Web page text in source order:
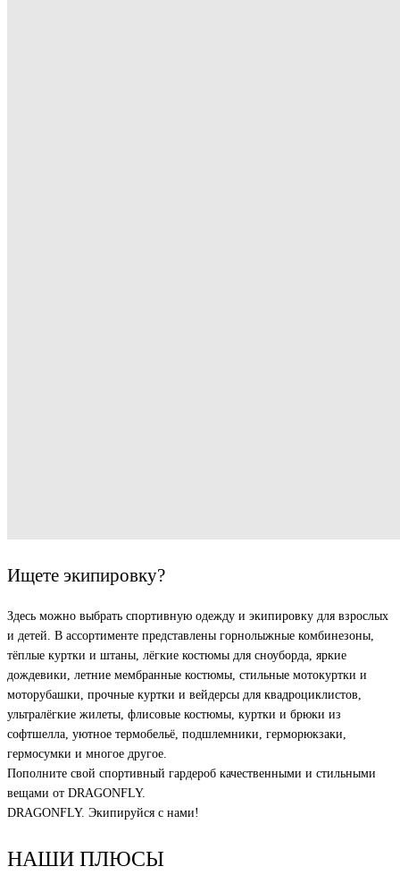
Ищете экипировку?
Здесь можно выбрать спортивную одежду и экипировку для взрослых
и детей. В ассортименте представлены горнолыжные комбинезоны,
тёплые куртки и штаны, лёгкие костюмы для сноуборда, яркие
дождевики, летние мембранные костюмы, стильные мотокуртки и
моторубашки, прочные куртки и вейдерсы для квадроциклистов,
ультралёгкие жилеты, флисовые костюмы, куртки и брюки из
софтшелла, уютное термобельё, подшлемники, герморюкзаки,
гермосумки и многое другое.
Пополните свой спортивный гардероб качественными и стильными
вещами от DRAGONFLY.
DRAGONFLY. Экипируйся с нами!
НАШИ ПЛЮСЫ